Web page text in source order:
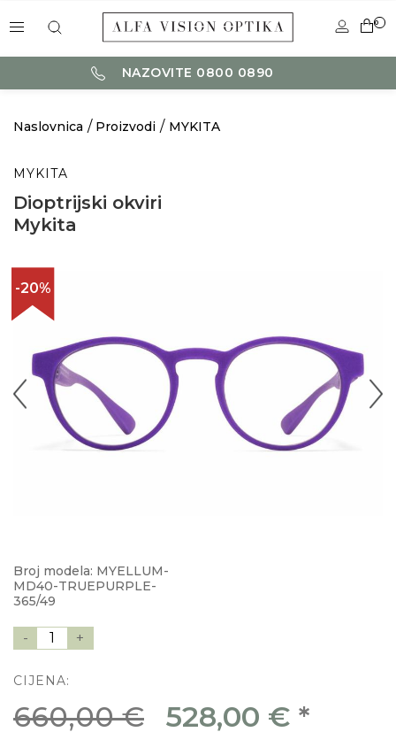
0
NAZOVITE 0800 0890
Naslovnica Proizvodi MYKITA
MYKITA
Dioptrijski okviri
Mykita
-20%
Broj modela: MYELLUM-
MD40-TRUEPURPLE-
365/49
- 1 +
CIJENA:
660,00 € 528,00 € *